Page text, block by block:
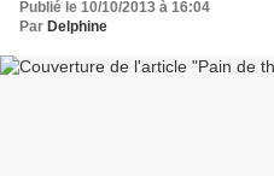
Publié le 10/10/2013 à 16:04
Par Delphine